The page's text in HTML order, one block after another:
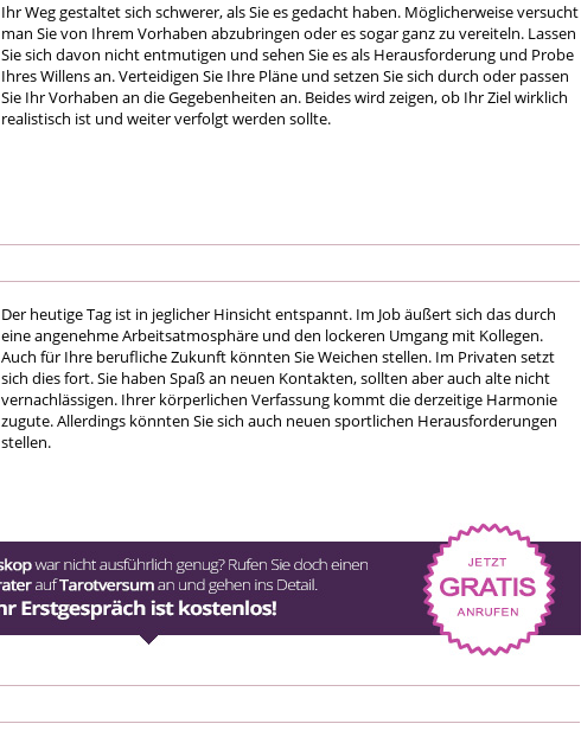
Ihr Weg gestaltet sich schwerer, als Sie es gedacht haben. Möglicherweise versucht
man Sie von Ihrem Vorhaben abzubringen oder es sogar ganz zu vereiteln. Lassen
Sie sich davon nicht entmutigen und sehen Sie es als Herausforderung und Probe
Ihres Willens an. Verteidigen Sie Ihre Pläne und setzen Sie sich durch oder passen
Sie Ihr Vorhaben an die Gegebenheiten an. Beides wird zeigen, ob Ihr Ziel wirklich
realistisch ist und weiter verfolgt werden sollte.
Der heutige Tag ist in jeglicher Hinsicht entspannt. Im Job äußert sich das durch
eine angenehme Arbeitsatmosphäre und den lockeren Umgang mit Kollegen.
Auch für Ihre berufliche Zukunft könnten Sie Weichen stellen. Im Privaten setzt
sich dies fort. Sie haben Spaß an neuen Kontakten, sollten aber auch alte nicht
vernachlässigen. Ihrer körperlichen Verfassung kommt die derzeitige Harmonie
zugute. Allerdings könnten Sie sich auch neuen sportlichen Herausforderungen
stellen.